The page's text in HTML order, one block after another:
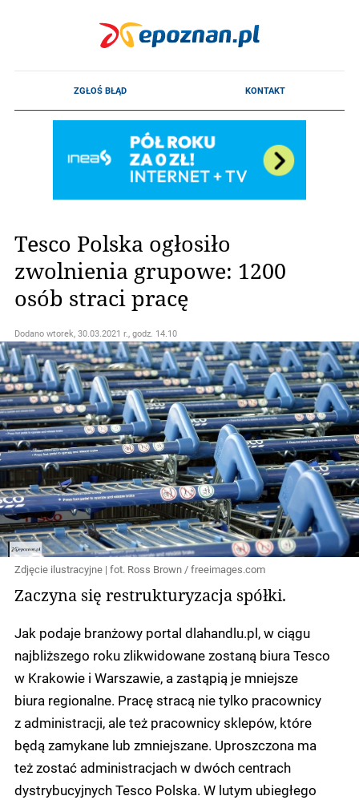
Tesco Polska ogłosiło
zwolnienia grupowe: 1200
osób straci pracę
Dodano wtorek, 30.03.2021 r., godz. 14.10
Zdjęcie ilustracyjne | fot. Ross Brown / freeimages.com
Zaczyna się restrukturyzacja spółki.
Jak podaje branżowy portal dlahandlu.pl, w ciągu
najbliższego roku zlikwidowane zostaną biura Tesco
w Krakowie i Warszawie, a zastąpią je mniejsze
biura regionalne. Pracę stracą nie tylko pracownicy
z administracji, ale też pracownicy sklepów, które
będą zamykane lub zmniejszane. Uproszczona ma
też zostać administracjach w dwóch centrach
dystrybucyjnych Tesco Polska. W lutym ubiegłego